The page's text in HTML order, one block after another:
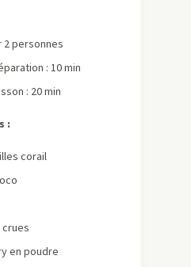
personnes
: 10 min
: 20 min
:
corail
en poudre